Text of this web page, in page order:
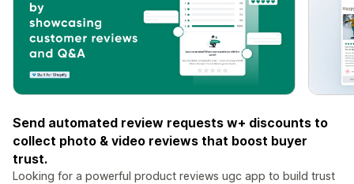
Send automated review requests w+ discounts to
collect photo & video reviews that boost buyer
trust.
Looking for a powerful product reviews ugc app to build trust